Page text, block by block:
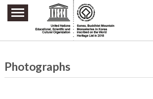
주요메뉴 바로가기
본문 바로가기
하단메뉴 바로가기
Photographs